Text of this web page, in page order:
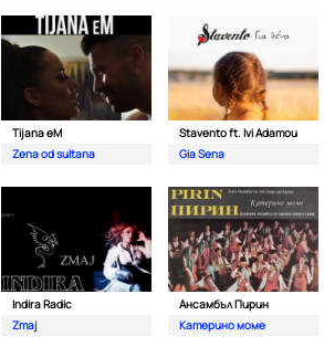
Tijana eM
Zena od sultana
Stavento ft. Ivi Adamou
Gia Sena
Indira Radic
Zmaj
Ансамбъл Пирин
Катерино моме